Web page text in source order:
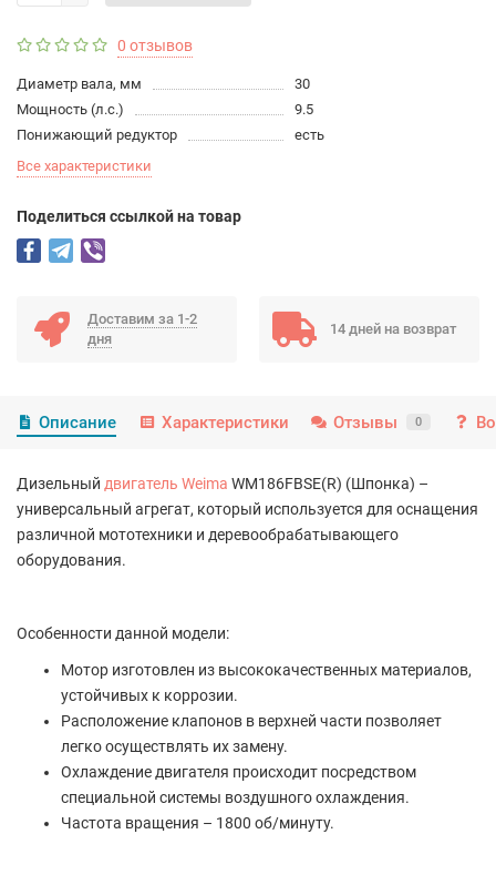
0 отзывов
Диаметр вала, мм
30
Мощность (л.с.)
9.5
Понижающий редуктор
есть
Все характеристики
Поделиться ссылкой на товар
Доставим за 1-2
дня
14 дней на возврат
Описание Характеристики Отзывы 0
Дизельный двигатель Weima WM186FBSE(R) (Шпонка) –
универсальный агрегат, который используется для оснащения
различной мототехники и деревообрабатывающего
оборудования.
Особенности данной модели:
Мотор изготовлен из высококачественных материалов,
устойчивых к коррозии.
Расположение клапонов в верхней части позволяет
легко осуществлять их замену.
Охлаждение двигателя происходит посредством
специальной системы воздушного охлаждения.
Частота вращения – 1800 об/минуту.